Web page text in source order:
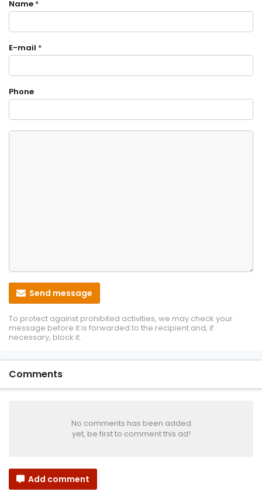
Name *
E-mail *
Phone
Send message
To protect against prohibited activities, we may check your
message before it is forwarded to the recipient and, if
necessary, block it.
Comments
No comments has been added
yet, be first to comment this ad!
Add comment